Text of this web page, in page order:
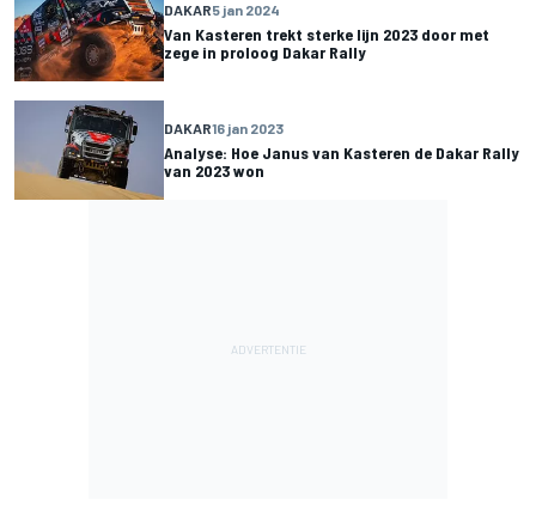
DAKAR5 jan 2024
Van Kasteren trekt sterke lijn 2023 door met
zege in proloog Dakar Rally
DAKAR16 jan 2023
Analyse: Hoe Janus van Kasteren de Dakar Rally
van 2023 won